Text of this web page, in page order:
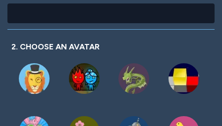
2. CHOOSE AN AVATAR